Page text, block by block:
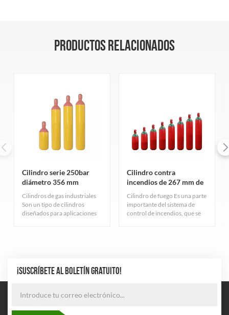
PRODUCTOS RELACIONADOS
Cilindro serie 250bar
diámetro 356 mm
Cilindros de gas industriales
Son un tipo de cilindros
diseñados para aplicaciones
Cilindro contra
incendios de 267 mm de
diámetro y 150 bar
Cilindro de fuego Es una parte
importante del sistema de
control de incendios, que se
¡SUSCRÍBETE AL BOLETÍN GRATUITO!